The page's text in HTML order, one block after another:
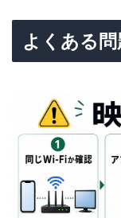
よくある